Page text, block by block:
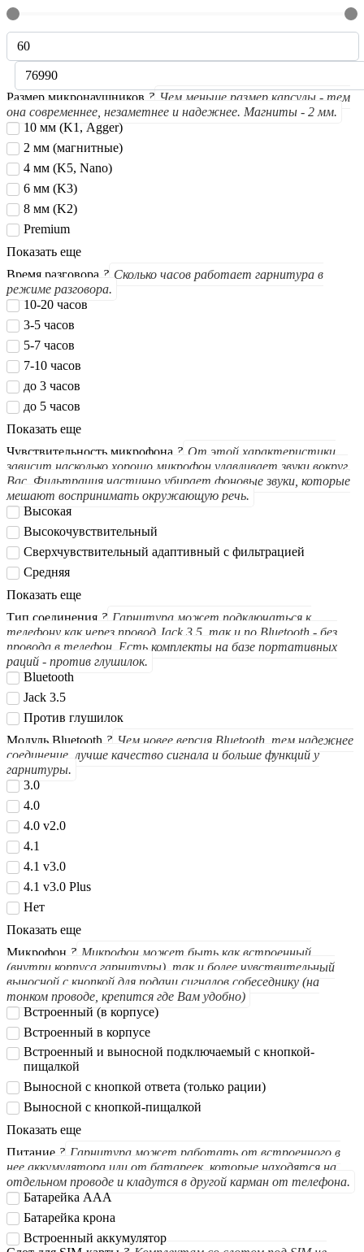
Размер микронаушников ? Чем меньше размер капсулы - тем
она современнее, незаметнее и надежнее. Магниты - 2 мм.
10 мм (K1, Agger)
2 мм (магнитные)
4 мм (K5, Nano)
6 мм (K3)
8 мм (K2)
Premium
Показать еще
Время разговора ? Сколько часов работает гарнитура в
режиме разговора.
10-20 часов
3-5 часов
5-7 часов
7-10 часов
до 3 часов
до 5 часов
Показать еще
Чувствительность микрофона ? От этой характеристики
зависит насколько хорошо микрофон улавливает звуки вокруг
Вас. Фильтрация частично убирает фоновые звуки, которые
мешают воспринимать окружающую речь.
Высокая
Высокочувствительный
Сверхчувствительный адаптивный с фильтрацией
Средняя
Показать еще
Тип соединения ? Гарнитура может подключаться к
телефону как через провод Jack 3.5, так и по Bluetooth - без
провода в телефон. Есть комплекты на базе портативных
раций - против глушилок.
Bluetooth
Jack 3.5
Против глушилок
Модуль Bluetooth ? Чем новее версия Bluetooth, тем надежнее
соединение, лучше качество сигнала и больше функций у
гарнитуры.
3.0
4.0
4.0 v2.0
4.1
4.1 v3.0
4.1 v3.0 Plus
Нет
Показать еще
Микрофон ? Микрофон может быть как встроенный
(внутри корпуса гарнитуры), так и более чувствительный
выносной с кнопкой для подачи сигналов собеседнику (на
тонком проводе, крепится где Вам удобно)
Встроенный (в корпусе)
Встроенный в корпусе
Встроенный и выносной подключаемый с кнопкой-
пищалкой
Выносной с кнопкой ответа (только рации)
Выносной с кнопкой-пищалкой
Показать еще
Питание ? Гарнитура может работать от встроенного в
нее аккумулятора или от батареек, которые находятся на
отдельном проводе и кладутся в другой карман от телефона.
Батарейка ААА
Батарейка крона
Встроенный аккумулятор